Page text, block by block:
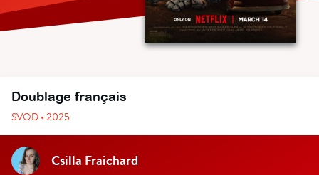
Doublage français
SVOD • 2025
Csilla Fraichard